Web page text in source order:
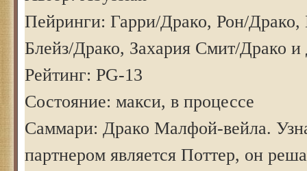
Пейринги: Гарри/Драко, Рон/Драко,
Блейз/Драко, Захария Смит/Драко и
Рейтинг: PG-13
Состояние: макси, в процессе
Саммари: Драко Малфой-вейла.
партнером является Поттер, он